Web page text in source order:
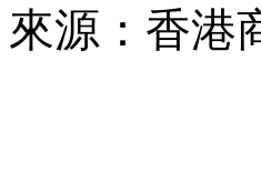
來源：香港